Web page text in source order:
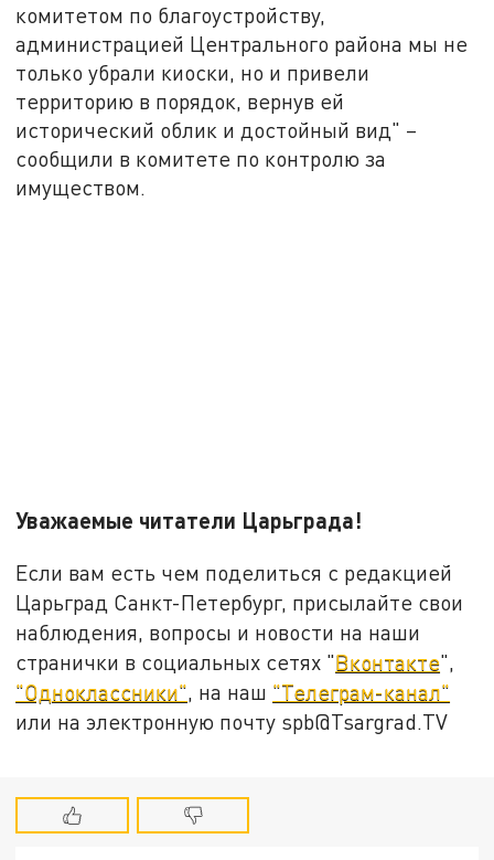
комитетом по благоустройству,
администрацией Центрального района мы не
только убрали киоски, но и привели
территорию в порядок, вернув ей
исторический облик и достойный вид" –
сообщили в комитете по контролю за
имуществом.
Уважаемые читатели Царьграда!
Если вам есть чем поделиться с редакцией
Царьград Санкт-Петербург, присылайте свои
наблюдения, вопросы и новости на наши
странички в социальных сетях "Вконтакте",
"Одноклассники", на наш "Телеграм-канал"
или на электронную почту spb@Tsargrad.TV